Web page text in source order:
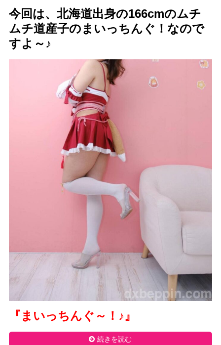
今回は、北海道出身の166cmのムチ
ムチ道産子のまいっちんぐ！なので
すよ～♪
『まいっちんぐ～！ ♪』
続きを読む